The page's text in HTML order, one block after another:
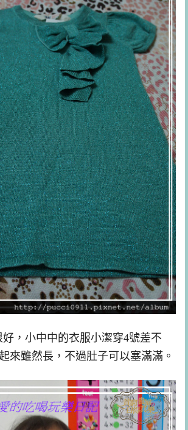
好，小中中的衣服小潔穿4號差不
來雖然長，不過肚子可以塞滿滿。